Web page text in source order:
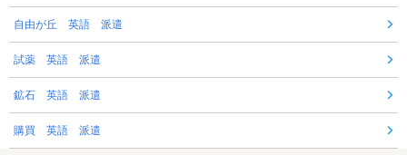
自由が丘 英語 派遣
試薬 英語 派遣
鉱石 英語 派遣
購買 英語 派遣